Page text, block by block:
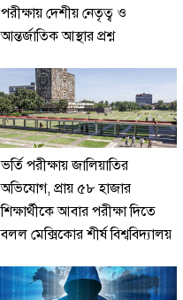
পরীক্ষায় দেশীয় নেতৃত্ব ও
আন্তর্জাতিক আস্থার প্রশ্ন
ভর্তি পরীক্ষায় জালিয়াতির
অভিযোগ, প্রায় ৫৮ হাজার
শিক্ষার্থীকে আবার পরীক্ষা দিতে
বলল মেক্সিকোর শীর্ষ বিশ্ববিদ্যালয়